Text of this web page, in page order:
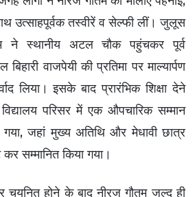
उत्साहपूर्वक तस्वीरें व सेल्फी लीं। जुलूस
ने स्थानीय अटल चौक पहुंचकर पूर्व
बिहारी वाजपेयी की प्रतिमा पर माल्यार्पण
लिया। इसके बाद प्रारंभिक शिक्षा देने
परिसर में एक औपचारिक सम्मान
गया, जहां मुख्य अतिथि और मेधावी छात्र
सम्मानित किया गया।
चयनित होने के बाद नीरज गौतम जल्द ही